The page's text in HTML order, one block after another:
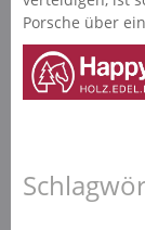
Porsche über